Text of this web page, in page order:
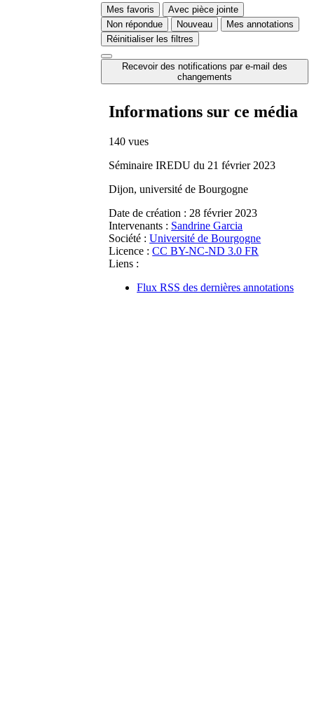
Mes favoris
Avec pièce jointe
Non répondue
Nouveau
Mes annotations
Réinitialiser les filtres
Recevoir des notifications par e-mail des
changements
Informations sur ce média
140 vues
Séminaire IREDU du 21 février 2023
Dijon, université de Bourgogne
Date de création : 28 février 2023
Intervenants : Sandrine Garcia
Société : Université de Bourgogne
Licence : CC BY-NC-ND 3.0 FR
Liens :
Flux RSS des dernières annotations